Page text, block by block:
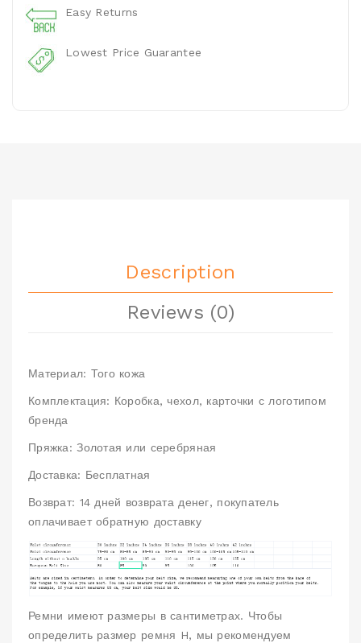
Easy Returns
Lowest Price Guarantee
Description
Reviews (0)
Материал: Того кожа
Комплектация: Коробка, чехол, карточки с логотипом
бренда
Пряжка: Золотая или серебряная
Доставка: Бесплатная
Возврат: 14 дней возврата денег, покупатель
оплачивает обратную доставку
Ремни имеют размеры в сантиметрах. Чтобы
определить размер ремня H, мы рекомендуем